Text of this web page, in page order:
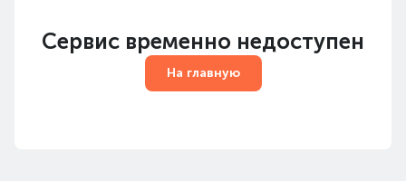
Сервис временно недоступен
На главную